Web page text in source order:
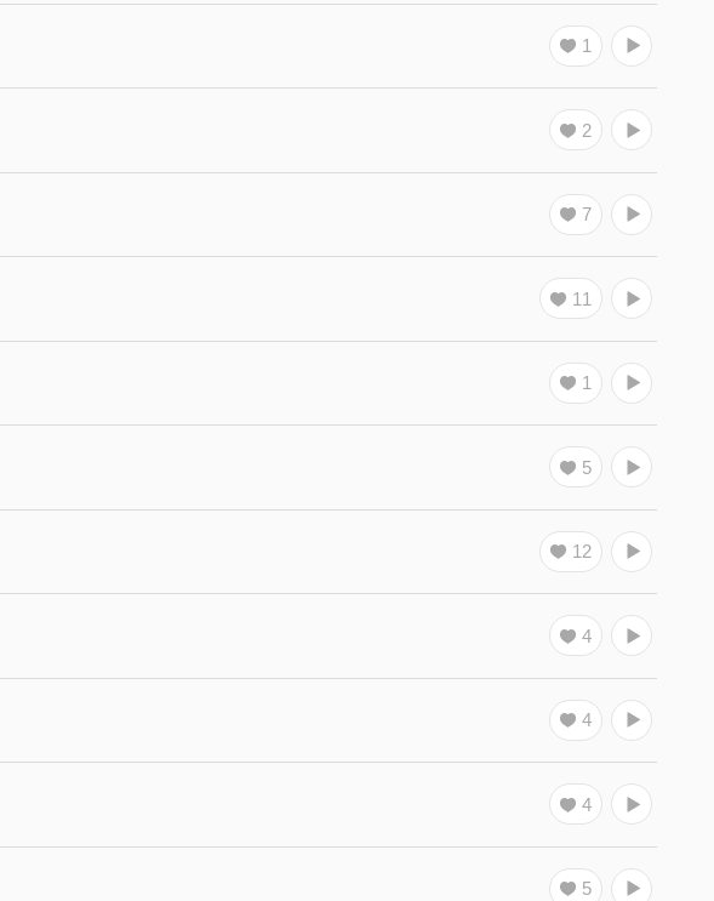
1
2
7
11
1
5
12
4
4
4
5